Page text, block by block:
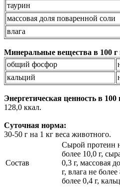
таурин
массовая доля поваренной соли
влага
Минеральные вещества в 100 г
общий фосфор
кальций
Энергетическая ценность в 100
128,0 ккал.
Суточная норма:
30-50 г на 1 кг веса животного.
Состав
Сырой протеин
более 10,0 г,
0,3 г, массовая
г, влага не
более 0,4 г,